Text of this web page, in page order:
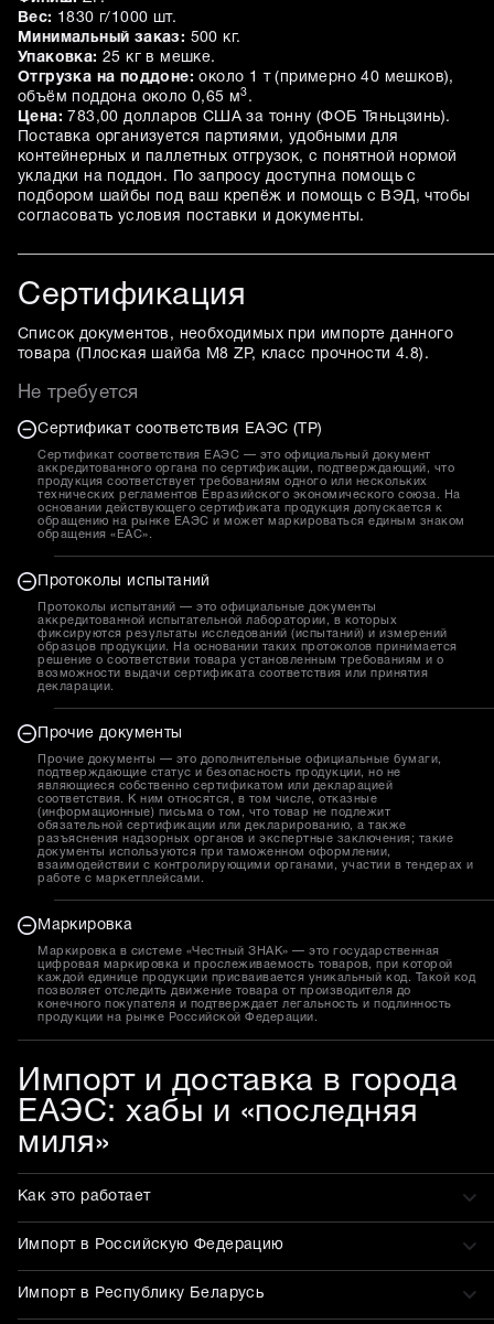
Вес: 1830 г/1000 шт.
Минимальный заказ: 500 кг.
Упаковка: 25 кг в мешке.
Отгрузка на поддоне: около 1 т (примерно 40 мешков),
объём поддона около 0,65 м3 .
Цена: 783,00 долларов США за тонну (ФОБ Тяньцзинь).
Поставка организуется партиями, удобными для
контейнерных и паллетных отгрузок, с понятной нормой
укладки на поддон. По запросу доступна помощь с
подбором шайбы под ваш крепёж и помощь с ВЭД, чтобы
согласовать условия поставки и документы.
Сертификация
Список документов, необходимых при импорте данного
товара ( Плоская шайба M8 ZP, класс прочности 4.8).
Не требуется
Сертификат соответствия ЕАЭС (ТР)
Сертификат соответствия ЕАЭС — это официальный документ
аккредитованного органа по сертификации, подтверждающий, что
продукция соответствует требованиям одного или нескольких
технических регламентов Евразийского экономического союза. На
основании действующего сертификата продукция допускается к
обращению на рынке ЕАЭС и может маркироваться единым знаком
обращения «EAC».
Протоколы испытаний
Протоколы испытаний — это официальные документы
аккредитованной испытательной лаборатории, в которых
фиксируются результаты исследований (испытаний) и измерений
образцов продукции. На основании таких протоколов принимается
решение о соответствии товара установленным требованиям и о
возможности выдачи сертификата соответствия или принятия
декларации.
Прочие документы
Прочие документы — это дополнительные официальные бумаги,
подтверждающие статус и безопасность продукции, но не
являющиеся собственно сертификатом или декларацией
соответствия. К ним относятся, в том числе, отказные
(информационные) письма о том, что товар не подлежит
обязательной сертификации или декларированию, а также
разъяснения надзорных органов и экспертные заключения; такие
документы используются при таможенном оформлении,
взаимодействии с контролирующими органами, участии в тендерах и
работе с маркетплейсами.
Маркировка
Маркировка в системе «Честный ЗНАК» — это государственная
цифровая маркировка и прослеживаемость товаров, при которой
каждой единице продукции присваивается уникальный код. Такой код
позволяет отследить движение товара от производителя до
конечного покупателя и подтверждает легальность и подлинность
продукции на рынке Российской Федерации.
Импорт и доставка в города
ЕАЭС: хабы и «последняя
миля»
Как это работает
Импорт в Российскую Федерацию
Импорт в Республику Беларусь